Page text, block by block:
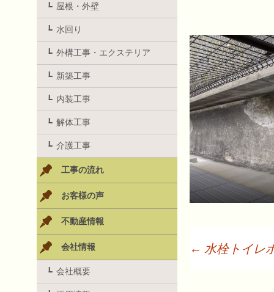
← 水栓トイレ
屋根・外壁
水回り
外構工事・エクステリア
新築工事
内装工事
解体工事
介護工事
工事の流れ
お客様の声
不動産情報
会社情報
会社概要